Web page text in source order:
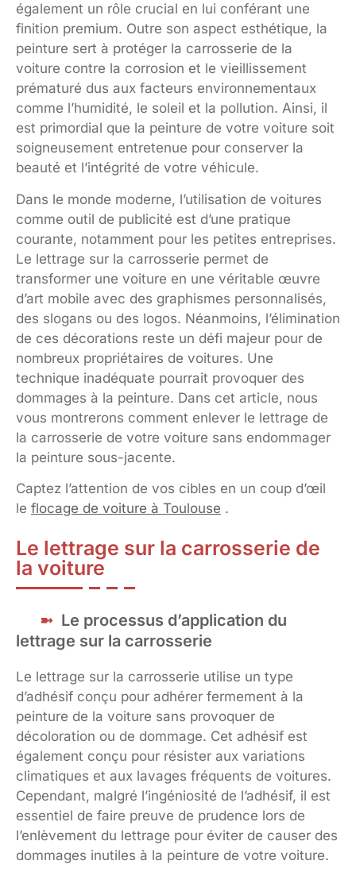
également un rôle crucial en lui conférant une
finition premium. Outre son aspect esthétique, la
peinture sert à protéger la carrosserie de la
voiture contre la corrosion et le vieillissement
prématuré dus aux facteurs environnementaux
comme l’humidité, le soleil et la pollution. Ainsi, il
est primordial que la peinture de votre voiture soit
soigneusement entretenue pour conserver la
beauté et l’intégrité de votre véhicule.
Dans le monde moderne, l’utilisation de voitures
comme outil de publicité est d’une pratique
courante, notamment pour les petites entreprises.
Le lettrage sur la carrosserie permet de
transformer une voiture en une véritable œuvre
d’art mobile avec des graphismes personnalisés,
des slogans ou des logos. Néanmoins, l’élimination
de ces décorations reste un défi majeur pour de
nombreux propriétaires de voitures. Une
technique inadéquate pourrait provoquer des
dommages à la peinture. Dans cet article, nous
vous montrerons comment enlever le lettrage de
la carrosserie de votre voiture sans endommager
la peinture sous-jacente.
Captez l’attention de vos cibles en un coup d’œil
le flocage de voiture à Toulouse .
Le lettrage sur la carrosserie de
la voiture
Le processus d’application du
lettrage sur la carrosserie
Le lettrage sur la carrosserie utilise un type
d’adhésif conçu pour adhérer fermement à la
peinture de la voiture sans provoquer de
décoloration ou de dommage. Cet adhésif est
également conçu pour résister aux variations
climatiques et aux lavages fréquents de voitures.
Cependant, malgré l’ingéniosité de l’adhésif, il est
essentiel de faire preuve de prudence lors de
l’enlèvement du lettrage pour éviter de causer des
dommages inutiles à la peinture de votre voiture.